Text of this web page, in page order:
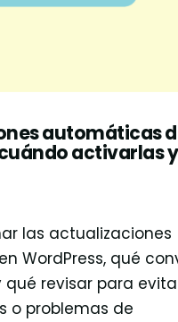
automáticas
activarlas y
las actualizaciones
WordPress, qué
revisar para
o problemas de